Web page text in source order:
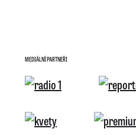
MEDIÁLNÍ PARTNEŘI